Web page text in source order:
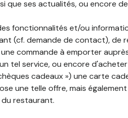
que ses actualités, ou encore
fonctionnalités et/ou
(cf. demande de contact), de
commande à emporter
tel service, ou encore
cadeaux ») une carte
une telle offre, mais
restaurant.